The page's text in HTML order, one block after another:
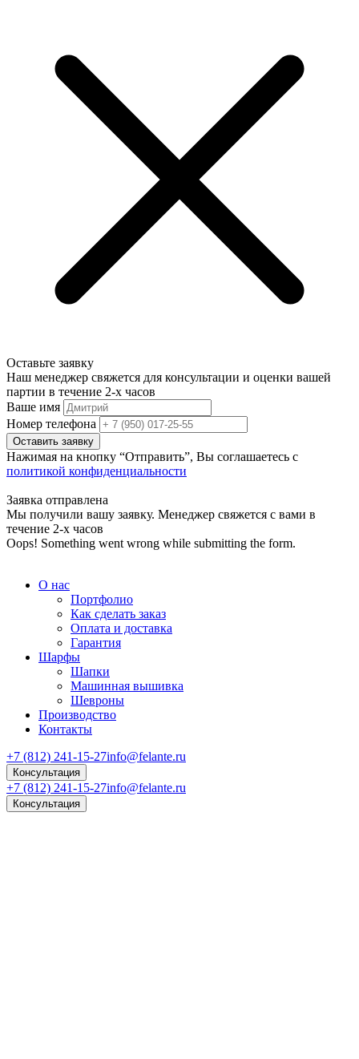
Оставьте заявку
Наш менеджер свяжется для консультации и оценки вашей
партии в течение 2-х часов
Ваше имя
Номер телефона
Нажимая на кнопку “Отправить”, Вы соглашаетесь с
политикой конфиденциальности
Заявка отправлена
Мы получили вашу заявку. Менеджер свяжется с вами в
течение 2-х часов
Oops! Something went wrong while submitting the form.
О нас
Портфолио
Как сделать заказ
Оплата и доставка
Гарантия
Шарфы
Шапки
Машинная вышивка
Шевроны
Производство
Контакты
+7 (812) 241-15-27info@felante.ru
Консультация
+7 (812) 241-15-27info@felante.ru
Консультация